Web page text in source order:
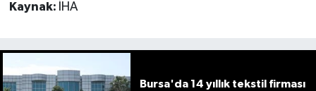
Kaynak: İHA
Bursa'da 14 yıllık tekstil firması